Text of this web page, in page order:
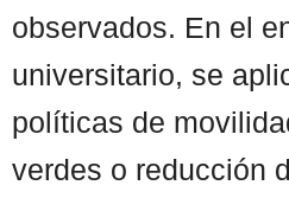
observados. En el
universitario, se
políticas de
verdes o reducción